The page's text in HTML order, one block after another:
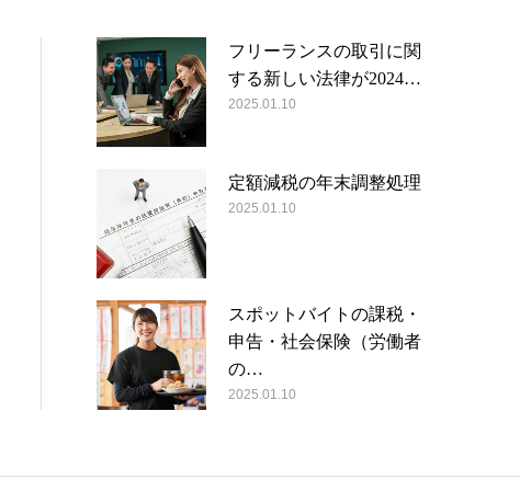
フリーランスの取引に関
する新しい法律が2024…
2025.01.10
定額減税の年末調整処理
2025.01.10
スポットバイトの課税・
申告・社会保険（労働者
の…
2025.01.10